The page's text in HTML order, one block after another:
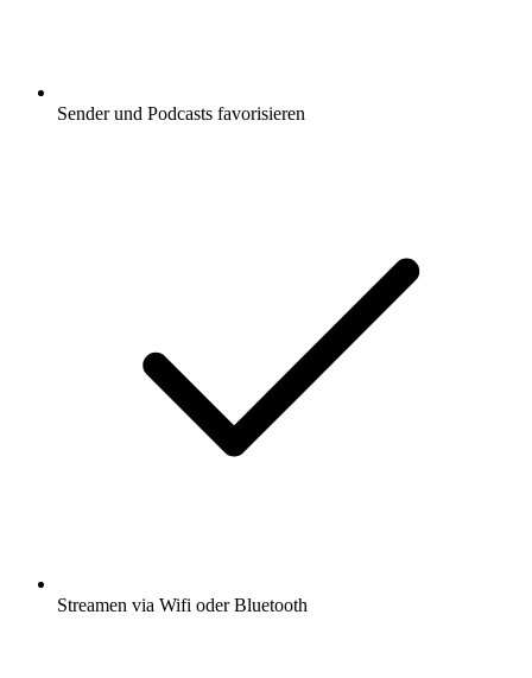
Sender und Podcasts favorisieren
Streamen via Wifi oder Bluetooth